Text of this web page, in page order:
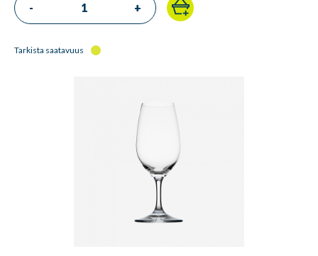
- +
Tarkista saatavuus